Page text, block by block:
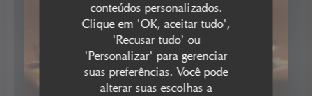
conteúdos personalizados.
Clique em 'OK, aceitar tudo',
'Recusar tudo' ou
'Personalizar' para gerenciar
suas preferências. Você pode
alterar suas escolhas a
Burrata fumée